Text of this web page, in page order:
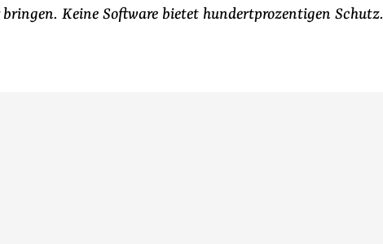
Keine Software bietet hundertprozentigen Schutz.